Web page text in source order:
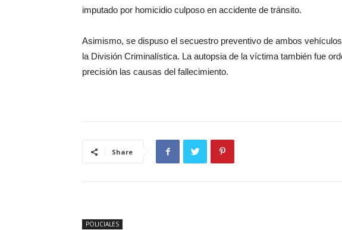
imputado por homicidio culposo en accidente de tránsito.
Asimismo, se dispuso el secuestro preventivo de ambos
la División Criminalística. La autopsia de la víctima también fue
precisión las causas del fallecimiento.
Share